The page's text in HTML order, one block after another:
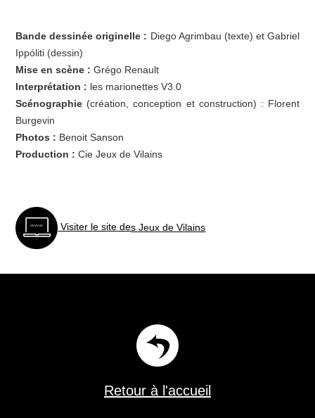
Bande dessinée originelle : Diego Agrimbau (texte) et Gabriel
Ippóliti (dessin)
Mise en scène : Grégo Renault
Interprétation : les marionettes V3.0
Scénographie (création, conception et construction) : Florent
Burgevin
Photos : Benoit Sanson
Production : Cie Jeux de Vilains
Visiter le site des Jeux de Vilains
Retour à l'accueil